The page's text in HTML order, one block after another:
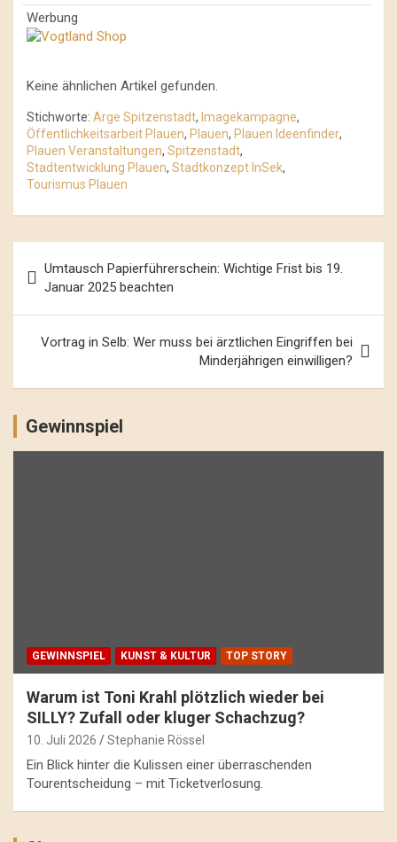
Werbung
Keine ähnlichen Artikel gefunden.
Stichworte: Arge Spitzenstadt, Imagekampagne,
Öffentlichkeitsarbeit Plauen, Plauen, Plauen Ideenfinder,
Plauen Veranstaltungen, Spitzenstadt,
Stadtentwicklung Plauen, Stadtkonzept InSek,
Tourismus Plauen
Navigation
Umtausch Papierführerschein: Wichtige Frist bis 19.
Januar 2025 beachten
Vortrag in Selb: Wer muss bei ärztlichen Eingriffen bei
Minderjährigen einwilligen?
Gewinnspiel
GEWINNSPIEL KUNST & KULTUR TOP STORY
Warum ist Toni Krahl plötzlich wieder bei
SILLY? Zufall oder kluger Schachzug?
10. Juli 2026 Stephanie Rössel
Ein Blick hinter die Kulissen einer überraschenden
Tourentscheidung – mit Ticketverlosung.